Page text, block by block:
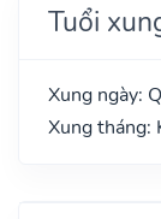
Tuổi
Xung ngày:
Xung tháng: